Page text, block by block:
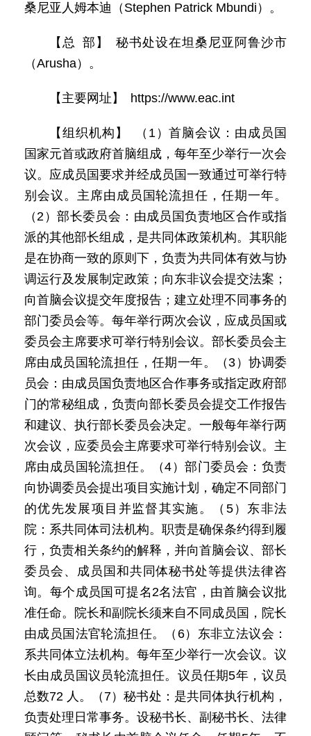
桑尼亚人姆本迪（Stephen Patrick Mbundi）。
【总 部】 秘书处设在坦桑尼亚阿鲁沙市
（Arusha）。
【主要网址】 https://www.eac.int
【组织机构】 （1）首脑会议：由成员国
国家元首或政府首脑组成，每年至少举行一次会
议。应成员国要求并经成员国一致通过可举行特
别会议。主席由成员国轮流担任，任期一年。
（2）部长委员会：由成员国负责地区合作或指
派的其他部长组成，是共同体政策机构。其职能
是在协商一致的原则下，负责为共同体有效与协
调运行及发展制定政策；向东非议会提交法案；
向首脑会议提交年度报告；建立处理不同事务的
部门委员会等。每年举行两次会议，应成员国或
委员会主席要求可举行特别会议。部长委员会主
席由成员国轮流担任，任期一年。（3）协调委
员会：由成员国负责地区合作事务或指定政府部
门的常秘组成，负责向部长委员会提交工作报告
和建议、执行部长委员会决定。一般每年举行两
次会议，应委员会主席要求可举行特别会议。主
席由成员国轮流担任。（4）部门委员会：负责
向协调委员会提出项目实施计划，确定不同部门
的优先发展项目并监督其实施。（5）东非法
院：系共同体司法机构。职责是确保条约得到履
行，负责相关条约的解释，并向首脑会议、部长
委员会、成员国和共同体秘书处等提供法律咨
询。每个成员国可提名2名法官，由首脑会议批
准任命。院长和副院长须来自不同成员国，院长
由成员国法官轮流担任。（6）东非立法议会：
系共同体立法机构。每年至少举行一次会议。议
长由成员国议员轮流担任。议员任期5年，议员
总数72 人。（7）秘书处：是共同体执行机构，
负责处理日常事务。设秘书长、副秘书长、法律